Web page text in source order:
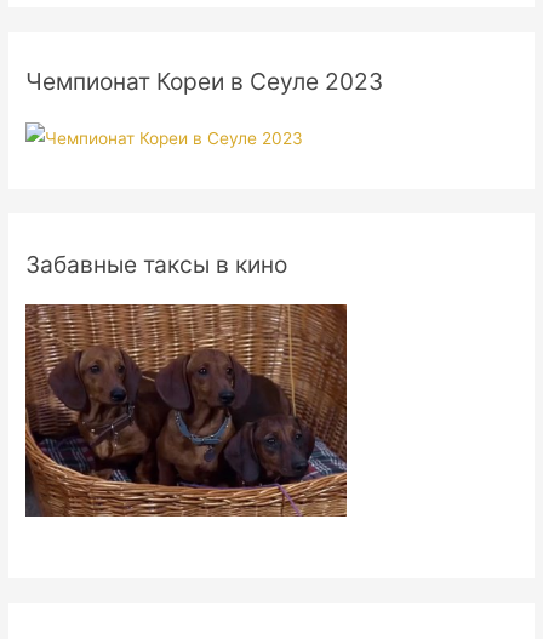
Чемпионат Кореи в Сеуле 2023
Забавные таксы в кино